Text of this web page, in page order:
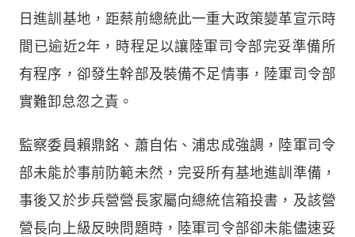
日進訓基地，距蔡前總統此一重大政策變革宣示時
間已逾近2年，時程足以讓陸軍司令部完妥準備所
有程序，卻發生幹部及裝備不足情事，陸軍司令部
實難卸怠忽之責。
監察委員賴鼎銘、蕭自佑、浦忠成強調，陸軍司令
部未能於事前防範未然，完妥所有基地進訓準備，
事後又於步兵營營長家屬向總統信箱投書，及該營
營長向上級反映問題時，陸軍司令部卻未能儘速妥